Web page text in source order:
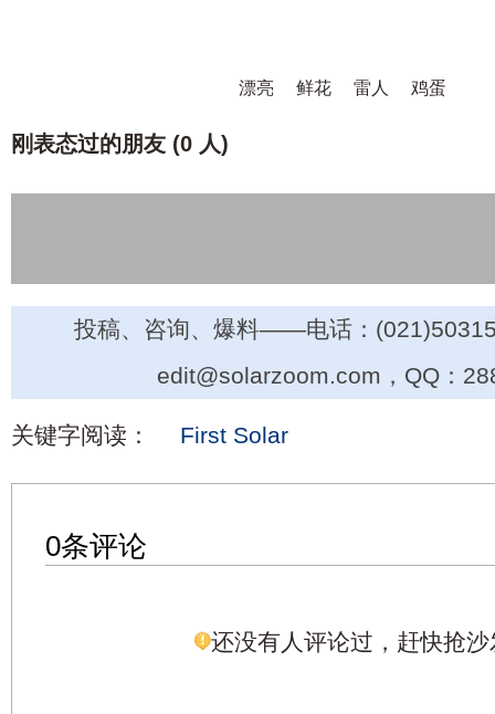
漂亮 鲜花 雷人 鸡蛋
刚表态过的朋友 (0 人)
投稿、咨询、爆料——电话：
edit@solarzoom.com，QQ：
关键字阅读： First Solar
0条评论
还没有人评论过，赶快抢沙